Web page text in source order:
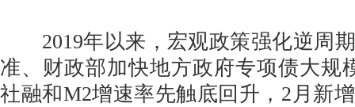
2019年以来，宏观政策强化逆周
准、财政部加快地方政府专项债大规
社融和M2增速率先触底回升，2月新